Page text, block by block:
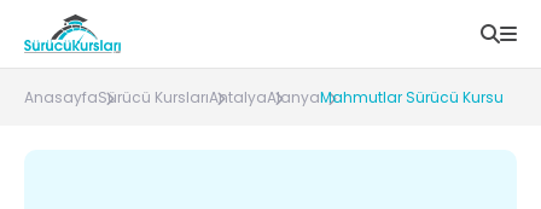
AnasayfaSürücü KurslarıAntalyaAlanyaMahmutlar Sürücü Kursu